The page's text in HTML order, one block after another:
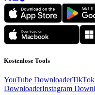
Kostenlose Tools
YouTube Downloader
DownloaderInstagram